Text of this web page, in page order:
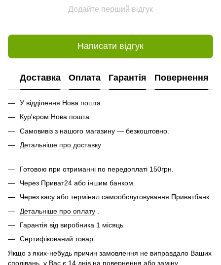
Додайте перший відгук
Написати відгук
Доставка Оплата Гарантія Повернення
У відділення Нова пошта
Кур'єром Нова пошта
Самовивіз з нашого магазину — безкоштовно.
Детальніше про доставку
Готовою при отриманні по передоплаті 150грн.
Через Приват24 або іншим банком.
Через касу або термінал самообслуговування Приватбанк.
Детальніше про оплату
Гарантія від виробника 1 місяць
Сертифікований товар
Якщо з яких-небудь причин замовлення не виправдало Ваших
сподівань, у Вас є 14 днів на повернення або заміну.